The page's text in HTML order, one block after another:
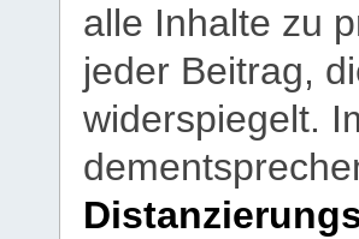
alle Inhalte zu
jeder Beitrag,
widerspiegelt.